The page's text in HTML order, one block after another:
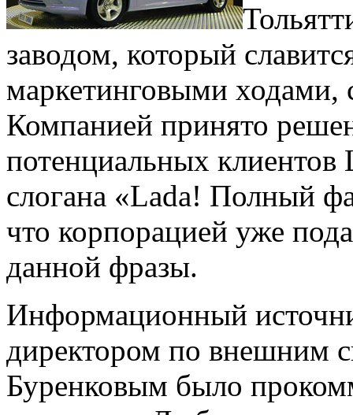
заводом, который
маркетинговыми ходами,
Компанией принято
потенциальных
слогана «Lada! Полный
что корпорацией уже
данной фразы.
Информационный
директором по внешним
Буренковым было